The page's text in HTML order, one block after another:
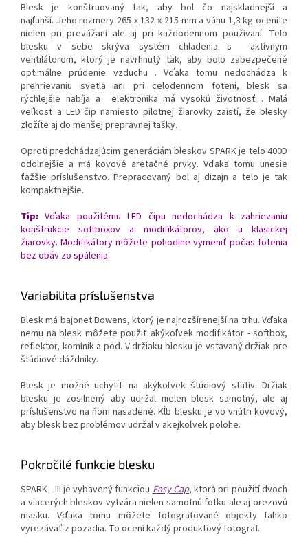
Blesk je konštruovaný tak, aby bol čo najskladnejší a
najľahší. Jeho rozmery 265 x 132 x 215 mm a váhu 1,3 kg oceníte
nielen pri prevážaní ale aj pri každodennom používaní. Telo
blesku v sebe skrýva systém chladenia s aktívnym
ventilátorom, ktorý je navrhnutý tak, aby bolo zabezpečené
optimálne prúdenie vzduchu . Vďaka tomu nedochádza k
prehrievaniu svetla ani pri celodennom fotení, blesk sa
rýchlejšie nabíja a elektronika má vysokú životnosť . Malá
veľkosť a LED čip namiesto pilotnej žiarovky zaistí, že blesky
zložíte aj do menšej prepravnej tašky.
Oproti predchádzajúcim generáciám bleskov SPARK je telo 400D
odolnejšie a má kovové aretačné prvky. Vďaka tomu unesie
ťažšie príslušenstvo. Prepracovaný bol aj dizajn a telo je tak
kompaktnejšie.
Tip:Vďaka použitému LED čipu nedochádza k zahrievaniu
konštrukcie softboxov a modifikátorov, ako u klasickej
žiarovky. Modifikátory môžete pohodlne vymeniť počas fotenia
bez obáv zo spálenia.
Variabilita príslušenstva
Blesk má bajonet Bowens, ktorý je najrozšírenejší na trhu. Vďaka
nemu na blesk môžete použiť akýkoľvek modifikátor - softbox,
reflektor, komínik a pod. V držiaku blesku je vstavaný držiak pre
štúdiové dáždniky.
Blesk je možné uchytiť na akýkoľvek štúdiový statív. Držiak
blesku je zosilnený aby udržal nielen blesk samotný, ale aj
príslušenstvo na ňom nasadené. Kĺb blesku je vo vnútri kovový,
aby blesk bez problémov udržal v akejkoľvek polohe.
Pokročilé funkcie blesku
SPARK - III je vybavený funkciouEasy Cap, ktorá pri použití dvoch
a viacerých bleskov vytvára nielen samotnú fotku ale aj orezovú
masku. Vďaka tomu môžete fotografované objekty ľahko
vyrezávať z pozadia. To ocení každý produktový fotograf.